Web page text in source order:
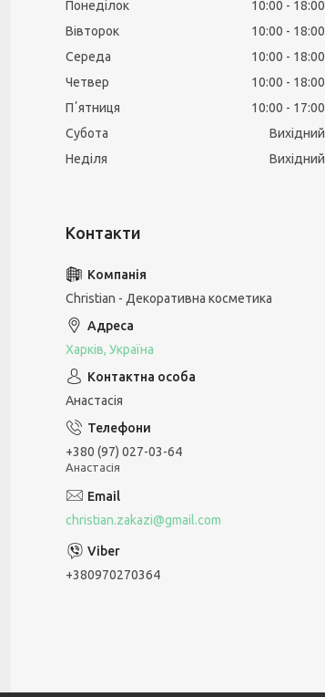
Понеділок 10:00
18:00
Вівторок
10:00
18:00
Середа
10:00
18:00
Четвер
10:00
18:00
Пʼятниця
10:00
17:00
Субота
Вихідний
Неділя
Вихідний
Christian - Декоративна косметика
Харків, Україна
Анастасія
+380 (97) 027-03-64
Анастасія
christian.zakazi@gmail.com
+380970270364